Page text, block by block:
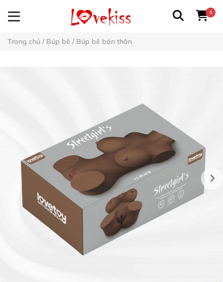
0
Trang chủ / Búp bê / Búp bê bán thân